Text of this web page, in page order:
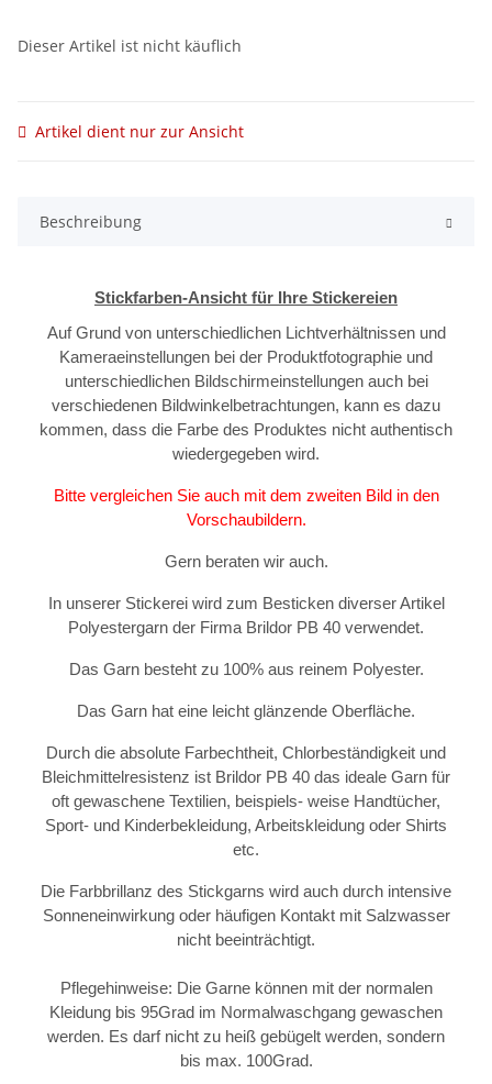
Dieser Artikel ist nicht käuflich
Artikel dient nur zur Ansicht
Beschreibung
Stickfarben-Ansicht für Ihre Stickereien
Auf Grund von unterschiedlichen Lichtverhältnissen und
Kameraeinstellungen bei der Produktfotographie und
unterschiedlichen Bildschirmeinstellungen auch bei
verschiedenen Bildwinkelbetrachtungen, kann es dazu
kommen, dass die Farbe des Produktes nicht authentisch
wiedergegeben wird.
Bitte vergleichen Sie auch mit dem zweiten Bild in den
Vorschaubildern.
Gern beraten wir auch.
In unserer Stickerei wird zum Besticken diverser Artikel
Polyestergarn der Firma Brildor PB 40 verwendet.
Das Garn besteht zu 100% aus reinem Polyester.
Das Garn hat eine leicht glänzende Oberfläche.
Durch die absolute Farbechtheit, Chlorbeständigkeit und
Bleichmittelresistenz ist Brildor PB 40 das ideale Garn für
oft gewaschene Textilien, beispiels- weise Handtücher,
Sport- und Kinderbekleidung, Arbeitskleidung oder Shirts
etc.
Die Farbbrillanz des Stickgarns wird auch durch intensive
Sonneneinwirkung oder häufigen Kontakt mit Salzwasser
nicht beeinträchtigt.
Pflegehinweise: Die Garne können mit der normalen
Kleidung bis 95Grad im Normalwaschgang gewaschen
werden. Es darf nicht zu heiß gebügelt werden, sondern
bis max. 100Grad.